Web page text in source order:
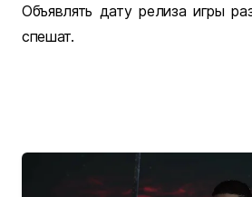
Объявлять дату релиза игры
спешат.